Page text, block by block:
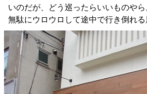
いのだが、どう巡ったらいいものやら
無駄にウロウロして途中で行き倒れる